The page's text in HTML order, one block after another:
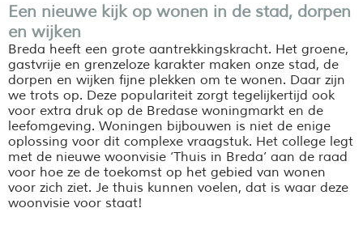
Een nieuwe kijk op wonen in de stad, dorpen
en wijken
Breda heeft een grote aantrekkingskracht. Het groene,
gastvrije en grenzeloze karakter maken onze stad, de
dorpen en wijken fijne plekken om te wonen. Daar zijn
we trots op. Deze populariteit zorgt tegelijkertijd ook
voor extra druk op de Bredase woningmarkt en de
leefomgeving. Woningen bijbouwen is niet de enige
oplossing voor dit complexe vraagstuk. Het college legt
met de nieuwe woonvisie ‘Thuis in Breda’ aan de raad
voor hoe ze de toekomst op het gebied van wonen
voor zich ziet. Je thuis kunnen voelen, dat is waar deze
woonvisie voor staat!